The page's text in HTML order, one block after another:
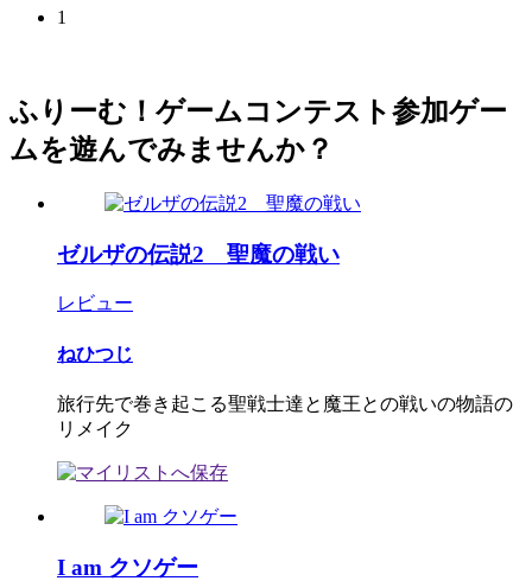
1
ふりーむ！ゲームコンテスト参加ゲー
ムを遊んでみませんか？
ゼルザの伝説2 聖魔の戦い
レビュー
ねひつじ
旅行先で巻き起こる聖戦士達と魔王との戦いの物語の
リメイク
I am クソゲー